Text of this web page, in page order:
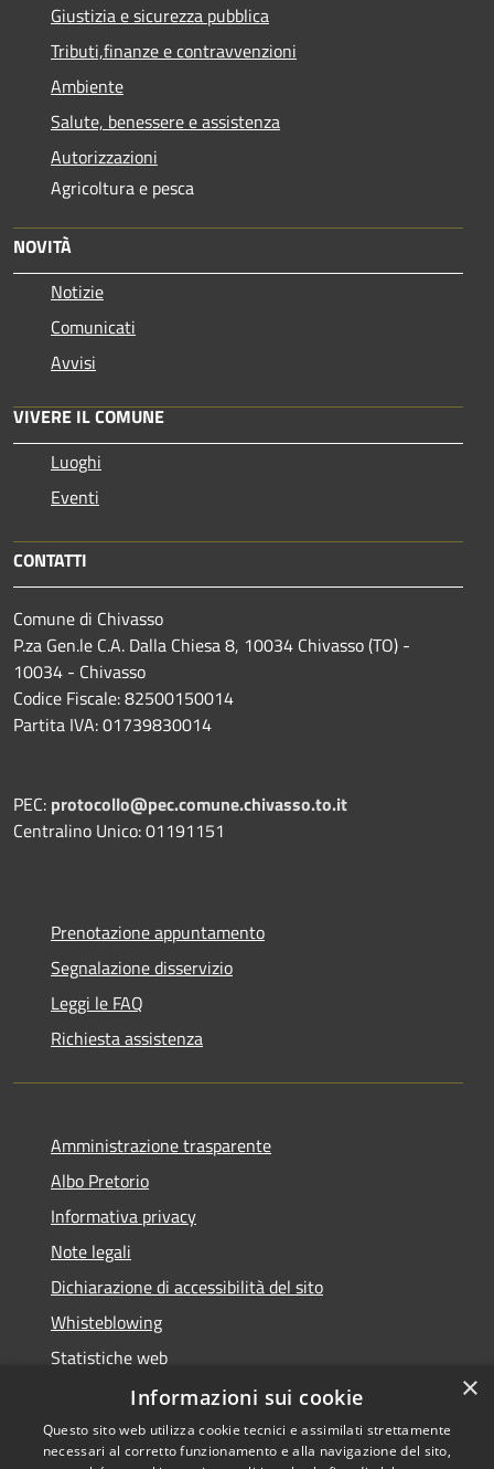
Giustizia e sicurezza pubblica
Tributi,finanze e contravvenzioni
Ambiente
Salute, benessere e assistenza
Autorizzazioni
Agricoltura e pesca
NOVITÀ
Notizie
Comunicati
Avvisi
VIVERE IL COMUNE
Luoghi
Eventi
CONTATTI
Comune di Chivasso
P.za Gen.le C.A. Dalla Chiesa 8, 10034 Chivasso (TO) -
10034 - Chivasso
Codice Fiscale: 82500150014
Partita IVA: 01739830014
PEC: protocollo@pec.comune.chivasso.to.it
Centralino Unico: 01191151
Prenotazione appuntamento
Segnalazione disservizio
Leggi le FAQ
Richiesta assistenza
Amministrazione trasparente
Albo Pretorio
Informativa privacy
Note legali
Dichiarazione di accessibilità del sito
Whisteblowing
Statistiche web
Segnalazioni di non conformità
×
Informazioni sui cookie
Questo sito web utilizza cookie tecnici e assimilati strettamente
necessari al corretto funzionamento e alla navigazione del sito,